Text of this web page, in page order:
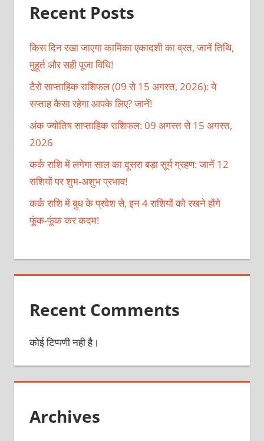
Recent Posts
किस दिन रखा जाएगा कामिका एकादशी का व्रत, जानें तिथि,
मुहूर्त और सही पूजा विधि!
टैरो साप्ताहिक राशिफल (09 से 15 अगस्त, 2026): ये
सप्ताह कैसा रहेगा आपके लिए? जानें!
अंक ज्योतिष साप्ताहिक राशिफल: 09 अगस्त से 15 अगस्त,
2026
कर्क राशि में लगेगा साल का दूसरा बड़ा सूर्य ग्रहण: जानें 12
राशियों पर शुभ-अशुभ प्रभाव!
कर्क राशि में बुध के प्रवेश से, इन 4 राशियों को रखने होंगे
फूंक-फूंक कर कदम!
Recent Comments
कोई टिप्पणी नही है।
Archives